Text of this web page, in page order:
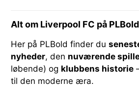
Alt om Liverpool FC på PLBold
Her på PLBold finder du
nyheder, den nuværende
løbende) og klubbens historie
til den moderne æra.